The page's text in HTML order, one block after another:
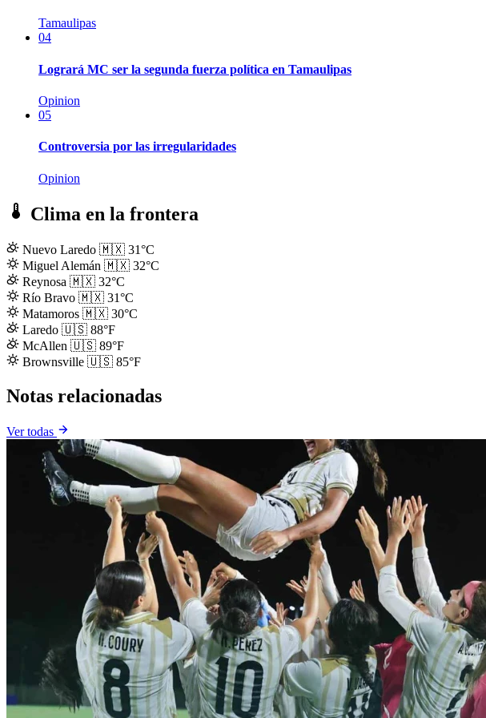
Tamaulipas
04
Logrará MC ser la segunda fuerza política en Tamaulipas
Opinion
05
Controversia por las irregularidades
Opinion
Clima en la frontera
Nuevo Laredo 🇲🇽 31°C
Miguel Alemán 🇲🇽 32°C
Reynosa 🇲🇽 32°C
Río Bravo 🇲🇽 31°C
Matamoros 🇲🇽 30°C
Laredo 🇺🇸 88°F
McAllen 🇺🇸 89°F
Brownsville 🇺🇸 85°F
Notas relacionadas
Ver todas